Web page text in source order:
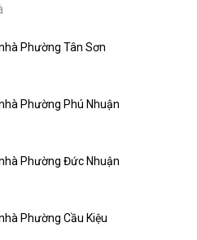
Phường Tân Sơn
Phường Phú Nhuận
Phường Đức Nhuận
Phường Cầu Kiệu